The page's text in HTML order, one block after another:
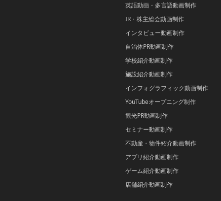
英語動画・多言語動画制作
IR・株主総会動画制作
インタビュー動画制作
自治体PR動画制作
学校紹介動画制作
施設紹介動画制作
インフォグラフィック動画制作
YouTubeオープニング制作
観光PR動画制作
セミナー動画制作
不動産・物件紹介動画制作
アプリ紹介動画制作
ゲーム紹介動画制作
店舗紹介動画制作